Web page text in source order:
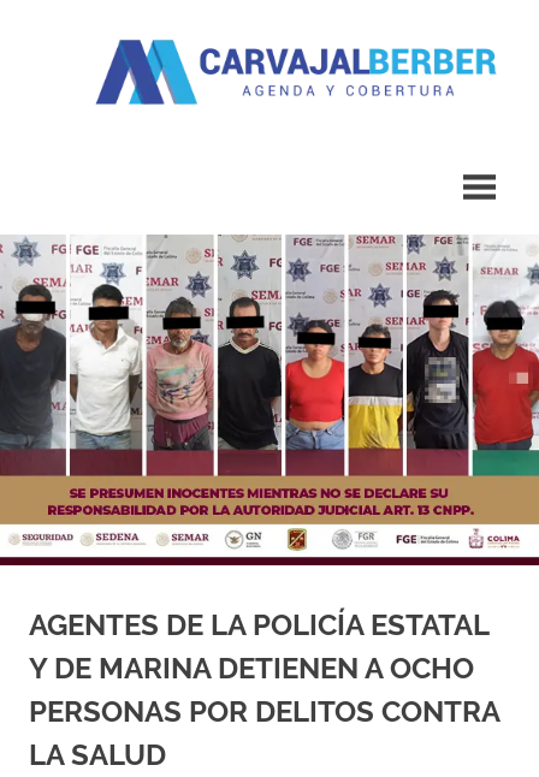
AGENTES DE LA POLICÍA ESTATAL
Y DE MARINA DETIENEN A OCHO
PERSONAS POR DELITOS CONTRA
LA SALUD